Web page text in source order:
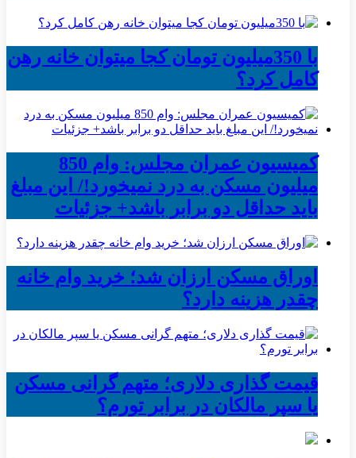
با 350میلیون تومان کجا میتوان خانه رهن
کامل کرد؟
کمیسیون عمران مجلس: وام 850
میلیون مسکن به درد نمیخورد!/ این مبلغ
باید حداقل دو برابر باشد+ جزئیات
اوراق مسکن ارزان شد؛ خرید وام خانه
چقدر هزینه دارد؟
قیمت گذاری دلاری؛ متهم گرانی مسکن
یا سپر مالکان در برابر تورم؟